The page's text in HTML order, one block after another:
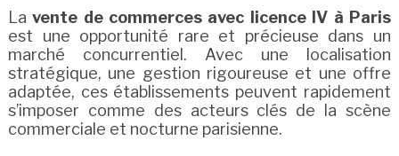
Lavente de commerces avec licence IV à Paris
est une opportunité rare et précieuse dans un
marché concurrentiel. Avec une localisation
stratégique, une gestion rigoureuse et une offre
adaptée, ces établissements peuvent rapidement
s’imposer comme des acteurs clés de la scène
commerciale et nocturne parisienne.